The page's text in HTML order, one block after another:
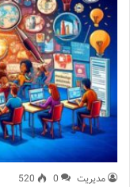
مدیریت 0
520